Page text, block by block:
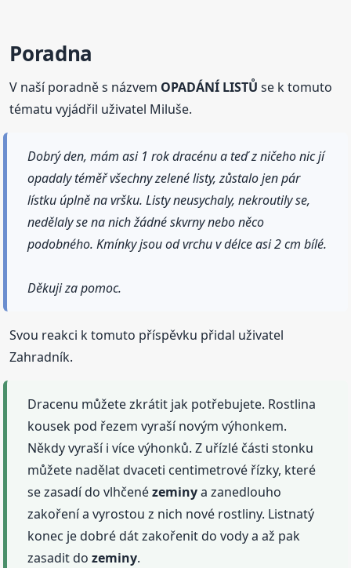
Poradna
V naší poradně s názvem OPADÁNÍ LISTŮ se k tomuto
tématu vyjádřil uživatel Miluše.
Dobrý den, mám asi 1 rok dracénu a teď z ničeho nic jí
opadaly téměř všechny zelené listy, zůstalo jen pár
lístku úplně na vršku. Listy neusychaly, nekroutily se,
nedělaly se na nich žádné skvrny nebo něco
podobného. Kmínky jsou od vrchu v délce asi 2 cm bílé.
Děkuji za pomoc.
Svou reakci k tomuto příspěvku přidal uživatel
Zahradník.
Dracenu můžete zkrátit jak potřebujete. Rostlina
kousek pod řezem vyraší novým výhonkem.
Někdy vyraší i více výhonků. Z uřízlé části stonku
můžete nadělat dvaceti centimetrové řízky, které
se zasadí do vlhčenézeminya zanedlouho
zakoření a vyrostou z nich nové rostliny. Listnatý
konec je dobré dát zakořenit do vody a až pak
zasadit dozeminy.